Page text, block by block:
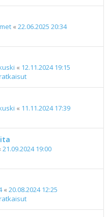
« 22.06.2025 20:34
« 12.11.2024 19:15
« 11.11.2024 17:39
21.09.2024 19:00
« 20.08.2024 12:25